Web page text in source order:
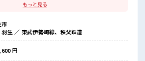
り！
できちゃいます♪
安くておいしい食堂あり！
さしい★
もっと見る
市
羽生 ／ 東武伊勢崎線、秩父鉄道
円